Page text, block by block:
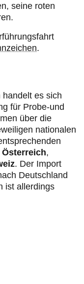
seine roten
.
es sich
für Probe-und
über die
nationalen
Österreich,
. Der Import
Deutschland
ist allerdings